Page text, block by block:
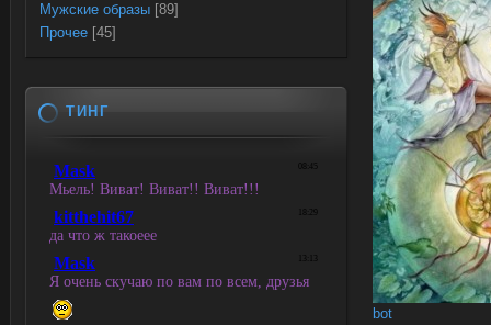
bot
Мужские образы [89]
Прочее [45]
ТИНГ